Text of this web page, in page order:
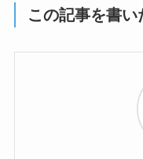
この記事を書い